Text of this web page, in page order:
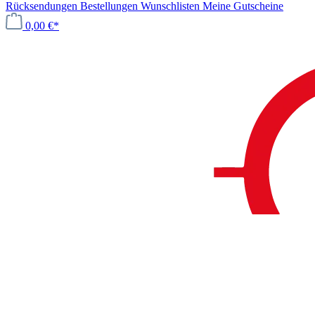
Rücksendungen Bestellungen Wunschlisten Meine Gutscheine
0,00 €*